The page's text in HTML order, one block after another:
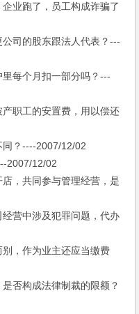
业跑了，员工构成诈骗了
司的股东跟法人代表？---
每个月扣一部分吗？---
职工的安置费，用以偿还
？----2007/12/02
2007/12/02
，共同参与管理经营，是
营中涉及犯罪问题，代办
，作为业主还应当缴费
否构成法律制裁的限额？